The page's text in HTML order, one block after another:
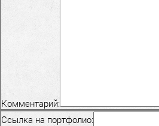
Комментарий:
Ссылка на портфолио: